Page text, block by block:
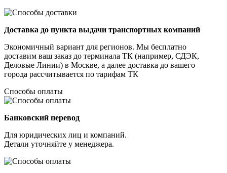
Доставка до пункта выдачи транспортных компаний
Экономичный вариант для регионов. Мы бесплатно
доставим ваш заказ до терминала ТК (например, СДЭК,
Деловые Линии) в Москве, а далее доставка до вашего
города рассчитывается по тарифам ТК
Способы оплаты
Банковский перевод
Для юридических лиц и компаний.
Детали уточняйте у менеджера.